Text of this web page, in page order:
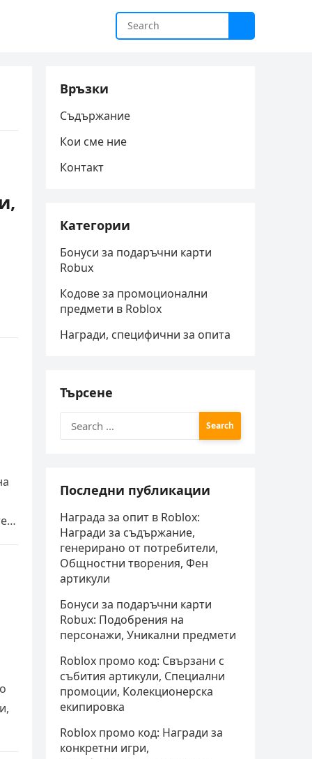
Връзки
Съдържание
Кои сме ние
Контакт
Категории
Бонуси за подаръчни карти
Robux
Кодове за промоционални
предмети в Roblox
Награди, специфични за опита
Търсене
for:
Последни публикации
Награда за опит в Roblox:
Награди за съдържание,
генерирано от потребители,
Общностни творения, Фен
артикули
Бонуси за подаръчни карти
Robux: Подобрения на
персонажи, Уникални предмети
Roblox промо код: Свързани с
събития артикули, Специални
промоции, Колекционерска
екипировка
Roblox промо код: Награди за
конкретни игри,